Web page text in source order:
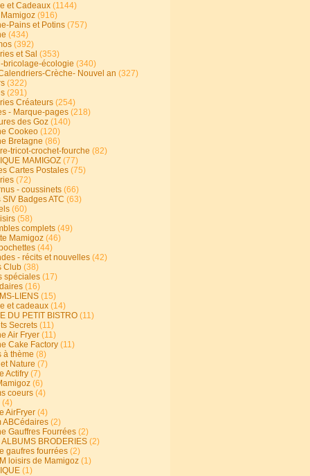
et Cadeaux (1144)
(916)
Pains et Potins (757)
(434)
(392)
et Sal (353)
bricolage-écologie (340)
Crèche- Nouvel an (327)
(322)
(291)
Créateurs (254)
- Marque-pages (218)
des Goz (140)
Cookeo (120)
Bretagne (86)
tricot-crochet-fourche (82)
MAMIGOZ (77)
Cartes Postales (75)
(72)
- coussinets (66)
Badges ATC (63)
(60)
(58)
complets (49)
Mamigoz (46)
(44)
- récits et nouvelles (42)
Club (38)
spéciales (17)
(16)
LIENS (15)
et cadeaux (14)
DU PETIT BISTRO (11)
Secrets (11)
Air Fryer (11)
Cake Factory (11)
à thème (8)
Nature (7)
Actifry (7)
(6)
coeurs (4)
(4)
AirFryer (4)
ABCédaires (2)
Gauffres Fourrées (2)
ALBUMS BRODERIES (2)
gaufres fourrées (2)
loisirs de Mamigoz (1)
(1)